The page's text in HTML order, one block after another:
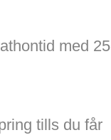
med 25
tills du får